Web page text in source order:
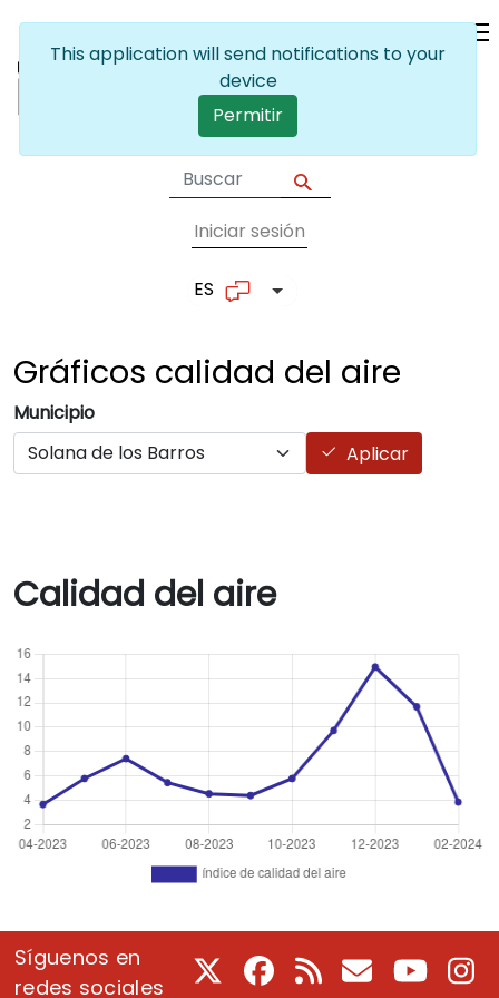
User account
Iniciar sesión
ES Lista adicional de
Gráficos calidad del aire
Municipio
Aplicar
Calidad del aire
Síguenos en
redes sociales
Facebook
RSS CorreoYoutube
This application will send notifications to your
device
Permitir